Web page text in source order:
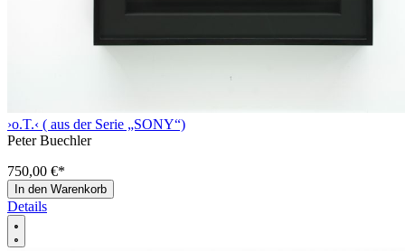
›o.T.‹ ( aus der Serie „SONY“)
Peter Buechler
750,00 €*
In den Warenkorb
Details